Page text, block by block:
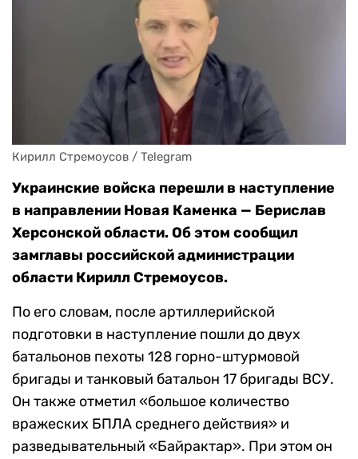
Кирилл Стремоусов / Telegram
Украинские войска перешли в наступление
в направлении Новая Каменка — Берислав
Херсонской области. Об этом сообщил
замглавы российской администрации
области Кирилл Стремоусов.
По его словам, после артиллерийской
подготовки в наступление пошли до двух
батальонов пехоты 128 горно-штурмовой
бригады и танковый батальон 17 бригады ВСУ.
Он также отметил «большое количество
вражеских БПЛА среднего действия» и
разведывательный «Байрактар». При этом он